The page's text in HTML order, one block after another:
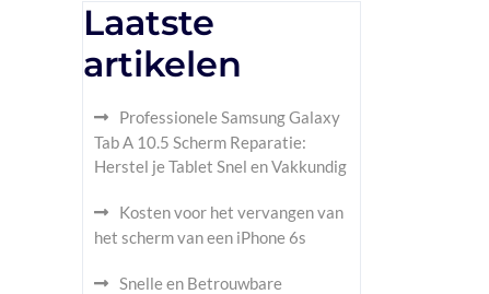
Laatste
artikelen
Professionele Samsung Galaxy
Tab A 10.5 Scherm Reparatie:
Herstel je Tablet Snel en Vakkundig
Kosten voor het vervangen van
het scherm van een iPhone 6s
Snelle en Betrouwbare